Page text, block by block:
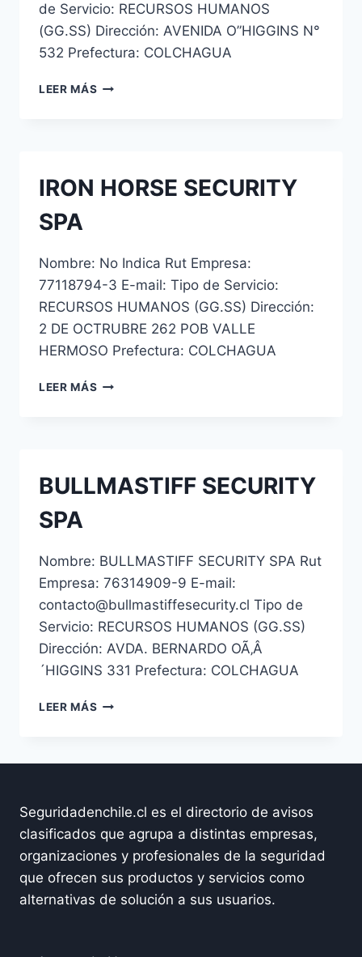
de Servicio: RECURSOS HUMANOS
(GG.SS) Dirección: AVENIDA O”HIGGINS N°
532 Prefectura: COLCHAGUA
LEER MÁS SERVICIOS
IRON HORSE SECURITY
SPA
Nombre: No Indica Rut Empresa:
77118794-3 E-mail: Tipo de Servicio:
RECURSOS HUMANOS (GG.SS) Dirección:
2 DE OCTRUBRE 262 POB VALLE
HERMOSO Prefectura: COLCHAGUA
LEER MÁS IRON
BULLMASTIFF SECURITY
SPA
Nombre: BULLMASTIFF SECURITY SPA Rut
Empresa: 76314909-9 E-mail:
contacto@bullmastiffesecurity.cl Tipo de
Servicio: RECURSOS HUMANOS (GG.SS)
Dirección: AVDA. BERNARDO OÃ‚Â
´HIGGINS 331 Prefectura: COLCHAGUA
LEER MÁS BULLMASTIFF
Seguridadenchile.cl es el directorio de avisos
clasificados que agrupa a distintas empresas,
organizaciones y profesionales de la seguridad
que ofrecen sus productos y servicios como
alternativas de solución a sus usuarios.